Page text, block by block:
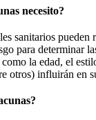
necesito?
sanitarios pueden
para determinar
la edad, el
otros) influirán en